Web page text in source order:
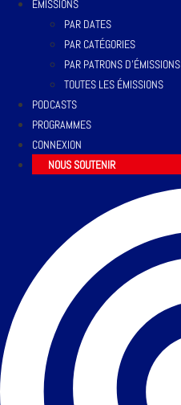
EMISSIONS
PAR DATES
PAR CATÉGORIES
PAR PATRONS D’ÉMISSIONS
TOUTES LES ÉMISSIONS
PODCASTS
PROGRAMMES
CONNEXION
NOUS SOUTENIR